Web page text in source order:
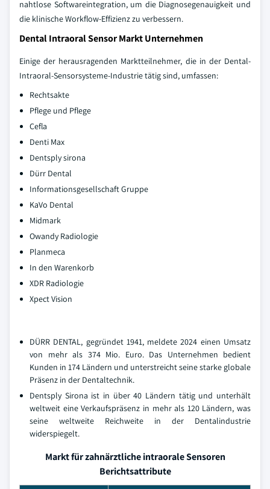
nahtlose Softwareintegration, um die Diagnosegenauigkeit und
die klinische Workflow-Effizienz zu verbessern.
Dental Intraoral Sensor Markt Unternehmen
Einige der herausragenden Marktteilnehmer, die in der Dental-
Intraoral-Sensorsysteme-Industrie tätig sind, umfassen:
Rechtsakte
Pflege und Pflege
Cefla
Denti Max
Dentsply sirona
Dürr Dental
Informationsgesellschaft Gruppe
KaVo Dental
Midmark
Owandy Radiologie
Planmeca
In den Warenkorb
XDR Radiologie
Xpect Vision
DÜRR DENTAL, gegründet 1941, meldete 2024 einen Umsatz
von mehr als 374 Mio. Euro. Das Unternehmen bedient
Kunden in 174 Ländern und unterstreicht seine starke globale
Präsenz in der Dentaltechnik.
Dentsply Sirona ist in über 40 Ländern tätig und unterhält
weltweit eine Verkaufspräsenz in mehr als 120 Ländern, was
seine weltweite Reichweite in der Dentalindustrie
widerspiegelt.
Markt für zahnärztliche intraorale Sensoren
Berichtsattribute